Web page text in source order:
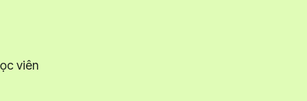
viên